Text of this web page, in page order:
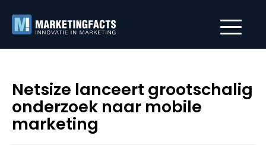
Netsize lanceert grootschalig
onderzoek naar mobile
marketing